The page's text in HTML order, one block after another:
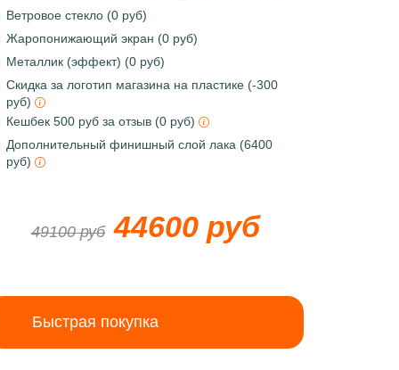
Ветровое стекло (0 руб)
Жаропонижающий экран (0 руб)
Металлик (эффект) (0 руб)
Скидка за логотип магазина на пластике (-300
руб)
Кешбек 500 руб за отзыв (0 руб)
Дополнительный финишный слой лака (6400
руб)
49100 руб 44600 руб
Быстрая покупка